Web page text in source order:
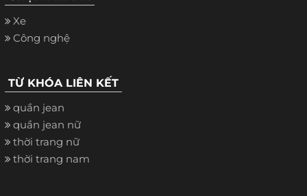
Xe
Công nghệ
TỪ KHÓA LIÊN KẾT
quần jean
quần jean nữ
thời trang nữ
thời trang nam